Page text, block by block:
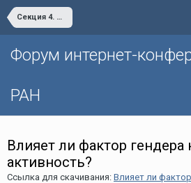
Секция 4. Жизнь после пандемии: на пути к цифровому обществу
Форум интернет-
РАН
Влияет ли фактор гендера
активность?
Ссылка для скачивания: Влияет ли